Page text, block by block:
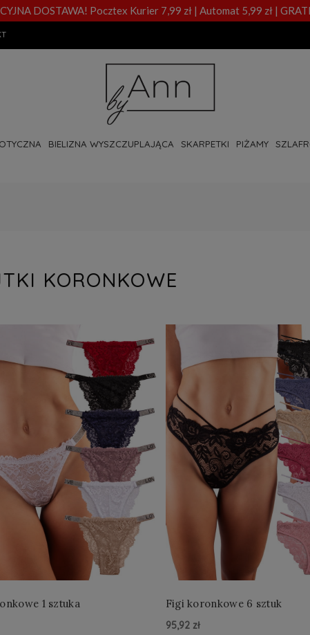
DOSTAWA! Pocztex Kurier 7,99 zł | Automat 5,99 zł |
BIELIZNA WYSZCZUPLAJĄCA SKARPETKI PIŻAMY
KORONKOWE
Figi koronkowe 1 sztuka Figi koronkowe 6 sztuk
95,92 zł